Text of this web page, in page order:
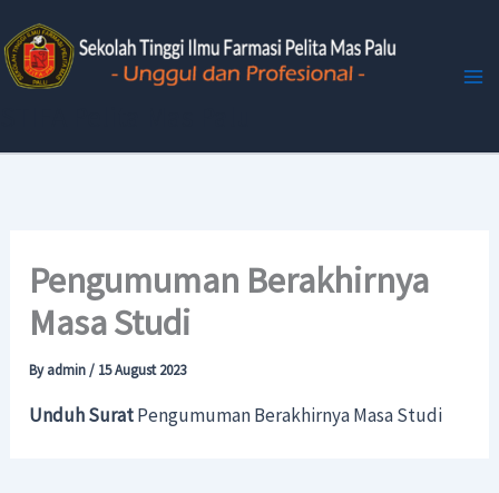
to
content
Pengumuman Berakhirnya
Masa Studi
Byadmin/ 15 August 2023
Unduh SuratPengumuman Berakhirnya Masa Studi